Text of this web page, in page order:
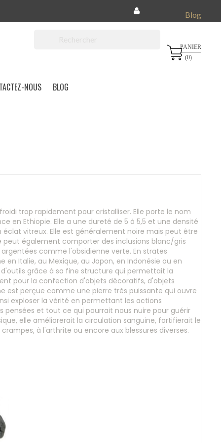
Blog
PANIER
(0)

NOUS BLOG
trop rapidement pour cristalliser. Elle porte le nom
en Ethiopie. Elle a une dureté de 5 à 5,5 et une densité
vitreux. Elle est généralement noire mais peut être
peut également comporter des inclusions blanc/gris
comme l'obsidienne verte. En strates
Italie, au Mexique, au Japon, en Indonésie ou en
grâce à sa fine structure qui permettait la
pour la confection d'objets décoratifs, d'objets
est perçue comme une pierre très puissante qui ouvre
exploser la vérité en permettant les actions
pensées et tout ce qui pourrait nous nuire pour guérir
elle améliorerait la circulation sanguine, fortifierait le
à l'arthrite ou encore aux blessures diverses.